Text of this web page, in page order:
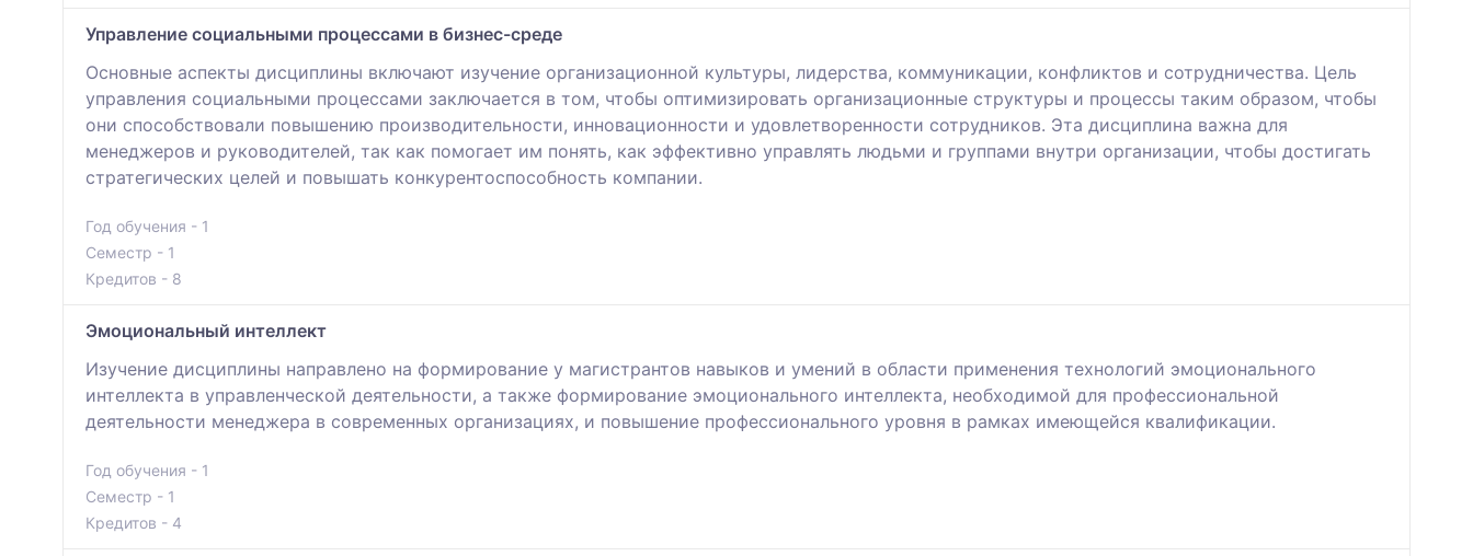
Управление социальными процессами в бизнес-среде
Основные аспекты дисциплины включают изучение организационной культуры, лидерства, коммуникации, конфликтов и сотрудничества. Цель
управления социальными процессами заключается в том, чтобы оптимизировать организационные структуры и процессы таким образом, чтобы
они способствовали повышению производительности, инновационности и удовлетворенности сотрудников. Эта дисциплина важна для
менеджеров и руководителей, так как помогает им понять, как эффективно управлять людьми и группами внутри организации, чтобы достигать
стратегических целей и повышать конкурентоспособность компании.
Год обучения - 1
Семестр - 1
Кредитов - 8
Эмоциональный интеллект
Изучение дисциплины направлено на формирование у магистрантов навыков и умений в области применения технологий эмоционального
интеллекта в управленческой деятельности, а также формирование эмоционального интеллекта, необходимой для профессиональной
деятельности менеджера в современных организациях, и повышение профессионального уровня в рамках имеющейся квалификации.
Год обучения - 1
Семестр - 1
Кредитов - 4